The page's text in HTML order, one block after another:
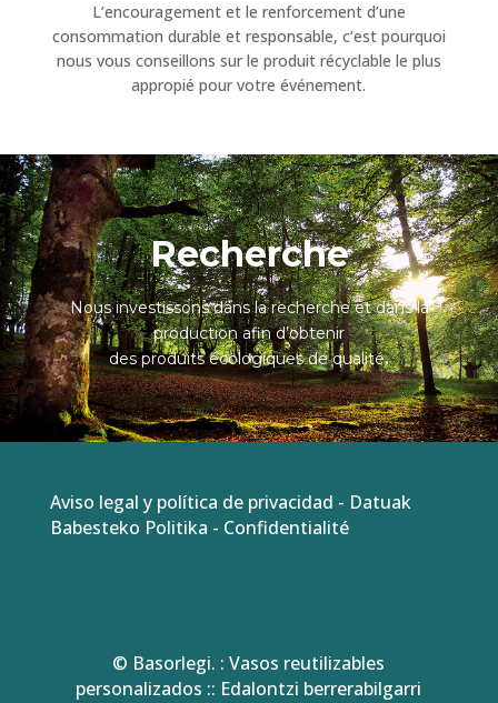
L’encouragement et le renforcement d’une
consommation durable et responsable, c’est pourquoi
nous vous conseillons sur le produit récyclable le plus
appropié pour votre événement.
Recherche
Nous investissons dans la recherche et dans la
production afin d’obtenir
des produits écologiques de qualité.
Aviso legal y política de privacidad - Datuak
Babesteko Politika - Confidentialité
© Basorlegi. : Vasos reutilizables
personalizados :: Edalontzi berrerabilgarri